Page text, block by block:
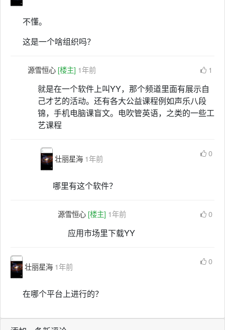
不懂。
这是一个啥组织吗？
源雪恒心 [楼主] 1年前 1
就是在一个软件上叫YY，那个频道里面有展示自
己才艺的活动。还有各大公益课程例如声乐八段
锦，手机电脑课盲文。电吹管英语，之类的一些工
艺课程
壮丽星海 1年前
0
哪里有这个软件？
源雪恒心 [楼主] 1年前 0
应用市场里下载YY
壮丽星海 1年前
0
在哪个平台上进行的？